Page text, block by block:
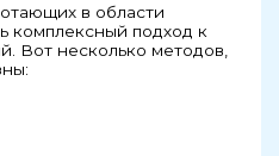
в области
комплексный подход к
Вот несколько методов,